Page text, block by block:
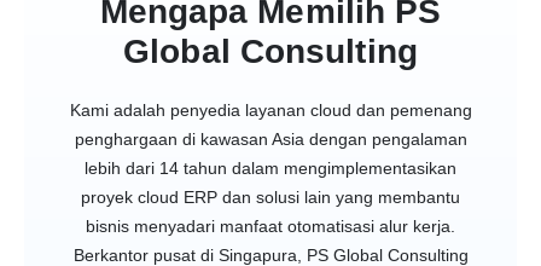
Mengapa Memilih PS
Global Consulting
Kami adalah penyedia layanan cloud dan pemenang
penghargaan di kawasan Asia dengan pengalaman
lebih dari 14 tahun dalam mengimplementasikan
proyek cloud ERP dan solusi lain yang membantu
bisnis menyadari manfaat otomatisasi alur kerja.
Berkantor pusat di Singapura, PS Global Consulting